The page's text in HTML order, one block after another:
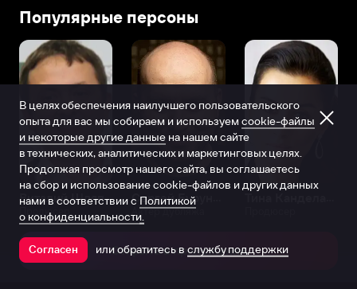
Популярные персоны
Виталий Шляппо
Продюсер Актёр дубляжа
Открыть в приложении
В целях обеспечения наилучшего пользовательского
опыта для вас мы собираем и используем cookie-файлы
и некоторые другие данные на нашем сайте
в технических, аналитических и маркетинговых целях.
Продолжая просмотр нашего сайта, вы соглашаетесь
на сбор и использование cookie-файлов и других данных
нами в соответствии с Политикой
о конфиденциальности.
Согласен или обратитесь в службу поддержки